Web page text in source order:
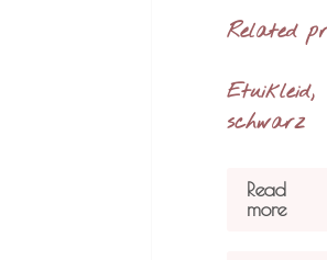
Related
Etuikleid,
schwarz
Read
more